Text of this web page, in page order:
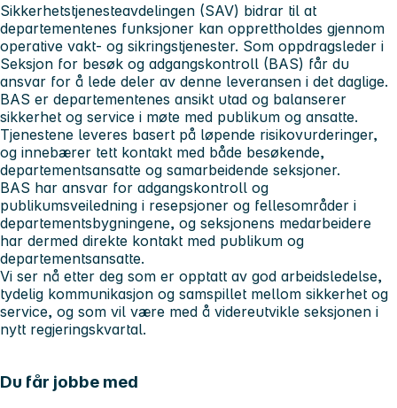
Sikkerhetstjenesteavdelingen (SAV) bidrar til at
departementenes funksjoner kan opprettholdes gjennom
operative vakt- og sikringstjenester. Som oppdragsleder i
Seksjon for besøk og adgangskontroll (BAS) får du
ansvar for å lede deler av denne leveransen i det daglige.
BAS er departementenes ansikt utad og balanserer
sikkerhet og service i møte med publikum og ansatte.
Tjenestene leveres basert på løpende risikovurderinger,
og innebærer tett kontakt med både besøkende,
departementsansatte og samarbeidende seksjoner.
BAS har ansvar for adgangskontroll og
publikumsveiledning i resepsjoner og fellesområder i
departementsbygningene, og seksjonens medarbeidere
har dermed direkte kontakt med publikum og
departementsansatte.
Vi ser nå etter deg som er opptatt av god arbeidsledelse,
tydelig kommunikasjon og samspillet mellom sikkerhet og
service, og som vil være med å videreutvikle seksjonen i
nytt regjeringskvartal.
Du får jobbe med